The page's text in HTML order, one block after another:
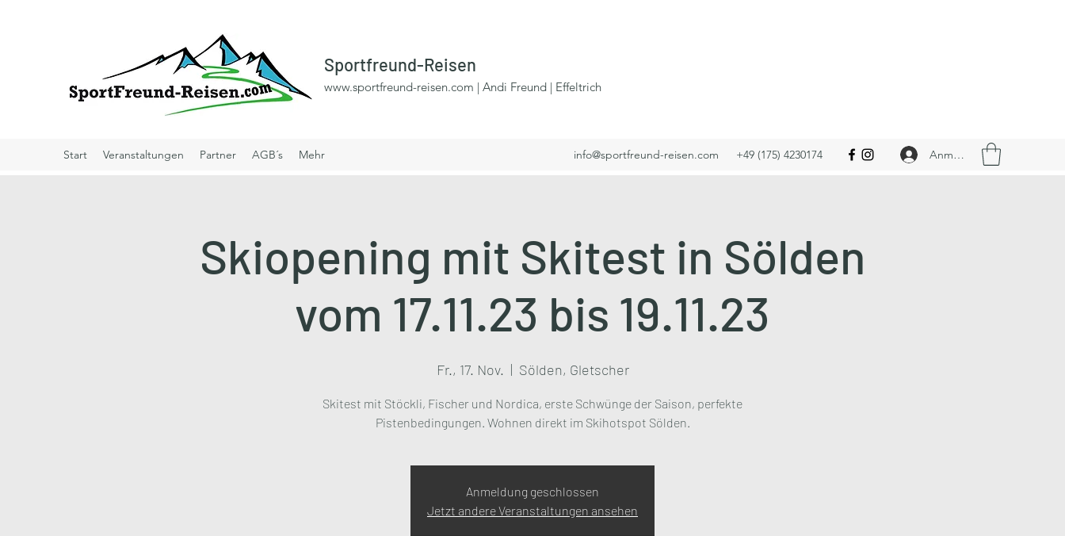
Sportfreund-Reisen
www.sportfreund-reisen.com | Andi Freund | Effeltrich
Start Veranstaltungen Partner AGB´s Mehr info@sportfreund-reisen.com +49 (175) 4230174 Anmelden
Skiopening mit Skitest in Sölden
vom 17.11.23 bis 19.11.23
Fr., 17. Nov.
  |
Sölden, Gletscher
Skitest mit Stöckli, Fischer und Nordica, erste Schwünge der Saison, perfekte
Pistenbedingungen. Wohnen direkt im Skihotspot Sölden.
Anmeldung geschlossen
Jetzt andere Veranstaltungen ansehen